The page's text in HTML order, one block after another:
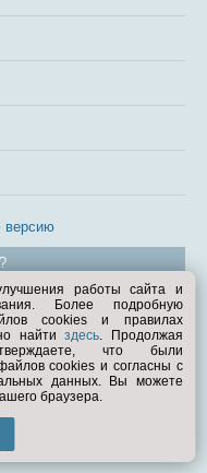
версию
работы сайта и
Более подробную
cookies и правилах
найтиздесь. Продолжая
что были
cookies и согласны с
данных. Вы можете
браузера.